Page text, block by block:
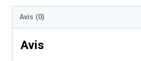
Avis (0)
Avis